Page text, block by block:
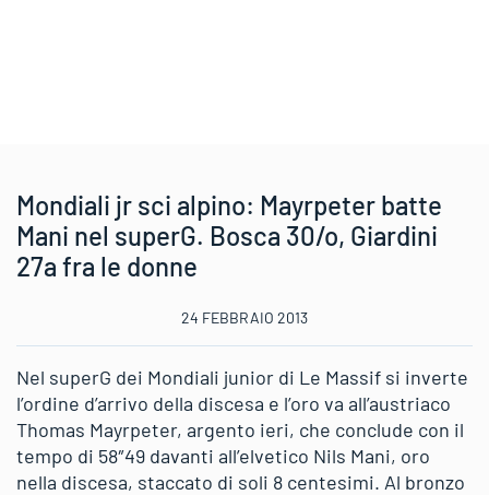
Mondiali jr sci alpino: Mayrpeter batte
Mani nel superG. Bosca 30/o, Giardini
27a fra le donne
24 FEBBRAIO 2013
Nel superG dei Mondiali junior di Le Massif si inverte
l’ordine d’arrivo della discesa e l’oro va all’austriaco
Thomas Mayrpeter, argento ieri, che conclude con il
tempo di 58″49 davanti all’elvetico Nils Mani, oro
nella discesa, staccato di soli 8 centesimi. Al bronzo